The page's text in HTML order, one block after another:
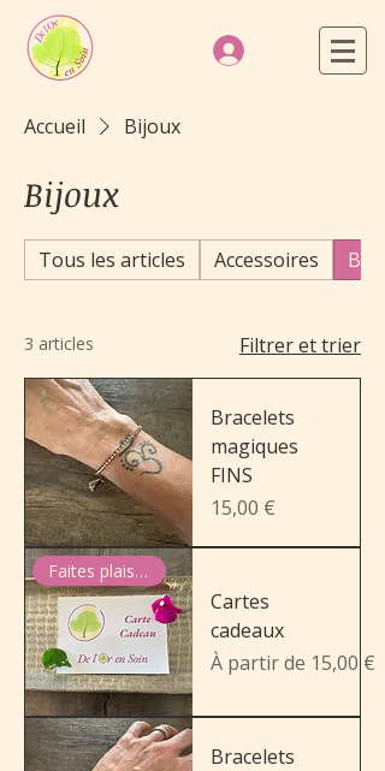
Accueil Bijoux
Bijoux
Tous les articles Accessoires
3 articles Filtrer et trier
Bracelets
magiques
FINS
Prix
15,00 €
Faites plaisir !
Cartes
cadeaux
À partir de 15,00 €
Prix promotionnel
Bracelets